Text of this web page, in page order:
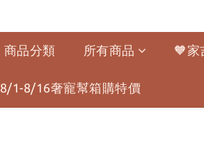
商品分類 所有商品 🧡家
8/1-8/16奢寵幫箱購特價